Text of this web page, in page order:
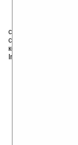
Обе модели
с автофокусом,
сетях HSDPA,
корпоративных
Intellisync Wireless